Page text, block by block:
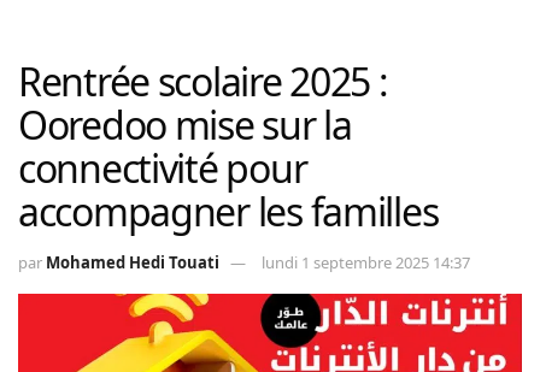
Rentrée scolaire 2025 :
Ooredoo mise sur la
connectivité pour
accompagner les familles
par Mohamed Hedi Touati lundi 1 septembre 2025 14:37